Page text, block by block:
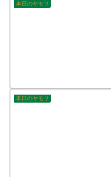
本日のヤモリ
本日のヤモリ